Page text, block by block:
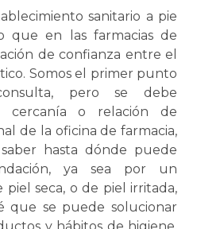
sanitario a pie
que en las farmacias de
de confianza entre el
Somos el primer punto
pero se debe
cercanía o relación de
de la oficina de farmacia,
hasta dónde puede
ya sea por un
seca, o de piel irritada,
que se puede solucionar